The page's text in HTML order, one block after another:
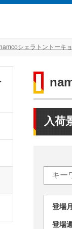
シェラトントーキ
入荷
登
登